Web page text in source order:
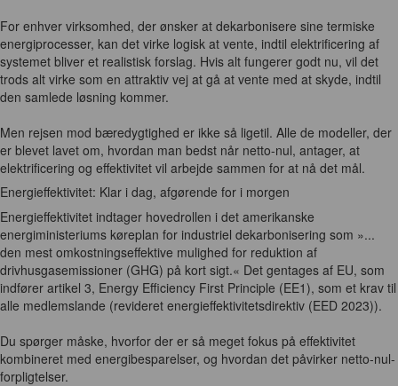
For enhver virksomhed, der ønsker at dekarbonisere sine termiske
energiprocesser, kan det virke logisk at vente, indtil elektrificering af
systemet bliver et realistisk forslag. Hvis alt fungerer godt nu, vil det
trods alt virke som en attraktiv vej at gå at vente med at skyde, indtil
den samlede løsning kommer.
Men rejsen mod bæredygtighed er ikke så ligetil. Alle de modeller, der
er blevet lavet om, hvordan man bedst når netto-nul, antager, at
elektrificering og effektivitet vil arbejde sammen for at nå det mål.
Energieffektivitet: Klar i dag, afgørende for i morgen
Energieffektivitet indtager hovedrollen i det amerikanske
energiministeriums køreplan for industriel dekarbonisering som »...
den mest omkostningseffektive mulighed for reduktion af
drivhusgasemissioner (GHG) på kort sigt.« Det gentages af EU, som
indfører artikel 3, Energy Efficiency First Principle (EE1), som et krav til
alle medlemslande (revideret energieffektivitetsdirektiv (EED 2023)).
Du spørger måske, hvorfor der er så meget fokus på effektivitet
kombineret med energibesparelser, og hvordan det påvirker netto-nul-
forpligtelser.